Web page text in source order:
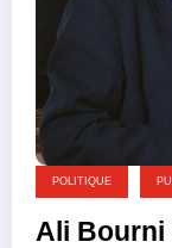
POLITIQUE
Ali Bourni